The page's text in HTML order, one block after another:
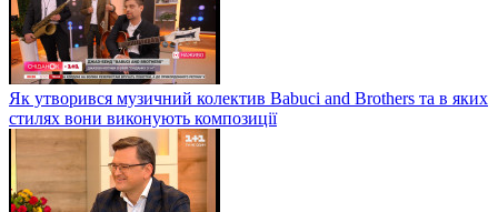
Як утворився музичний колектив Babuci and Brothers та в яких
стилях вони виконують композиції